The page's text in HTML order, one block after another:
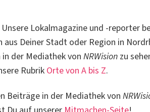
Lokalmagazine und -reporter
aus Deiner Stadt oder Region in
in der Mediathek vonNRWision zu
Rubrik Orte von A bis Z.
Beiträge in der Mediathek von